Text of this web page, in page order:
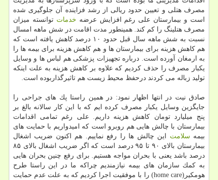
مصرف هتلی و تعیین حدود ریالی از رشد فزاینده آن جلوگیری شده
است و بیمارستان علی رغم افزایش عرضه خدمات توانسته میزان
مصرف هتلینگ را كم كند. همینطور مدت اقامت در شش ماهه امسال
نسبت به شش ماهه سال قبل حدود ۱۰ درصد كاهش یافته است كه
هم كاهش هزینه برای بیمارستان ها و هم كاهش هزینه برای بیمه ها را
به ارمغان آورده است. درباره تجهیزات پزشكی هم لباس ها و وسایل
یكبار مصرف را حذف كردیم كه علاوه بر كاهش هزینه به علت اینكه
تولید زباله می كردند درحفظ محیط زیست هم تاثیرگذاربوده است.
صادق نیت در انتها اظهار نمود: در همین راستا پك های جراحی را
جایگزین وسایل یكبار مصرف كرده ایم كه با این كار سالانه بالغ بر
پنج میلیارد تومان كاهش هزینه داریم. علی رغم تمامی اقدامات
بیمارستان با چالش هایی هم روبرو است كه امیدواریم با حمایت های
بیمه سلامت این چالش ها را رفع نماییم. هم اكنون ضریب اشغال
بیمارستان بالای ۹۰ تا ۹۵ درصد است كه اگر ضریب اشغال بالای ۸۵
درصد باشد یعنی با بحران مواجه هستیم. برای رفع چنین بحران هایی
به كمك سازمان های بیمه نیازمندیم چراكه ما در این راستا طرح
هومكیر(home care) را با موفقیت اجرا كردیم كه به علت عدم حمایت